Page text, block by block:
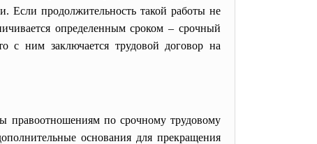
Если продолжительность такой работы не
определенным сроком – срочный
с ним заключается трудовой договор на
правоотношениям по срочному трудовому
основания для прекращения